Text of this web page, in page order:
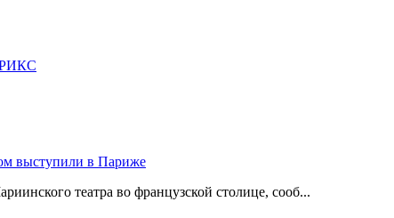
выступили в Париже
театра во французской столице, сооб...